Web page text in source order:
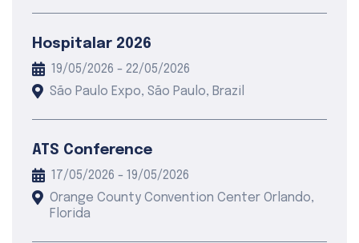
Hospitalar 2026
19/05/2026 - 22/05/2026
São Paulo Expo, São Paulo, Brazil
ATS Conference
17/05/2026 - 19/05/2026
Orange County Convention Center Orlando,
Florida